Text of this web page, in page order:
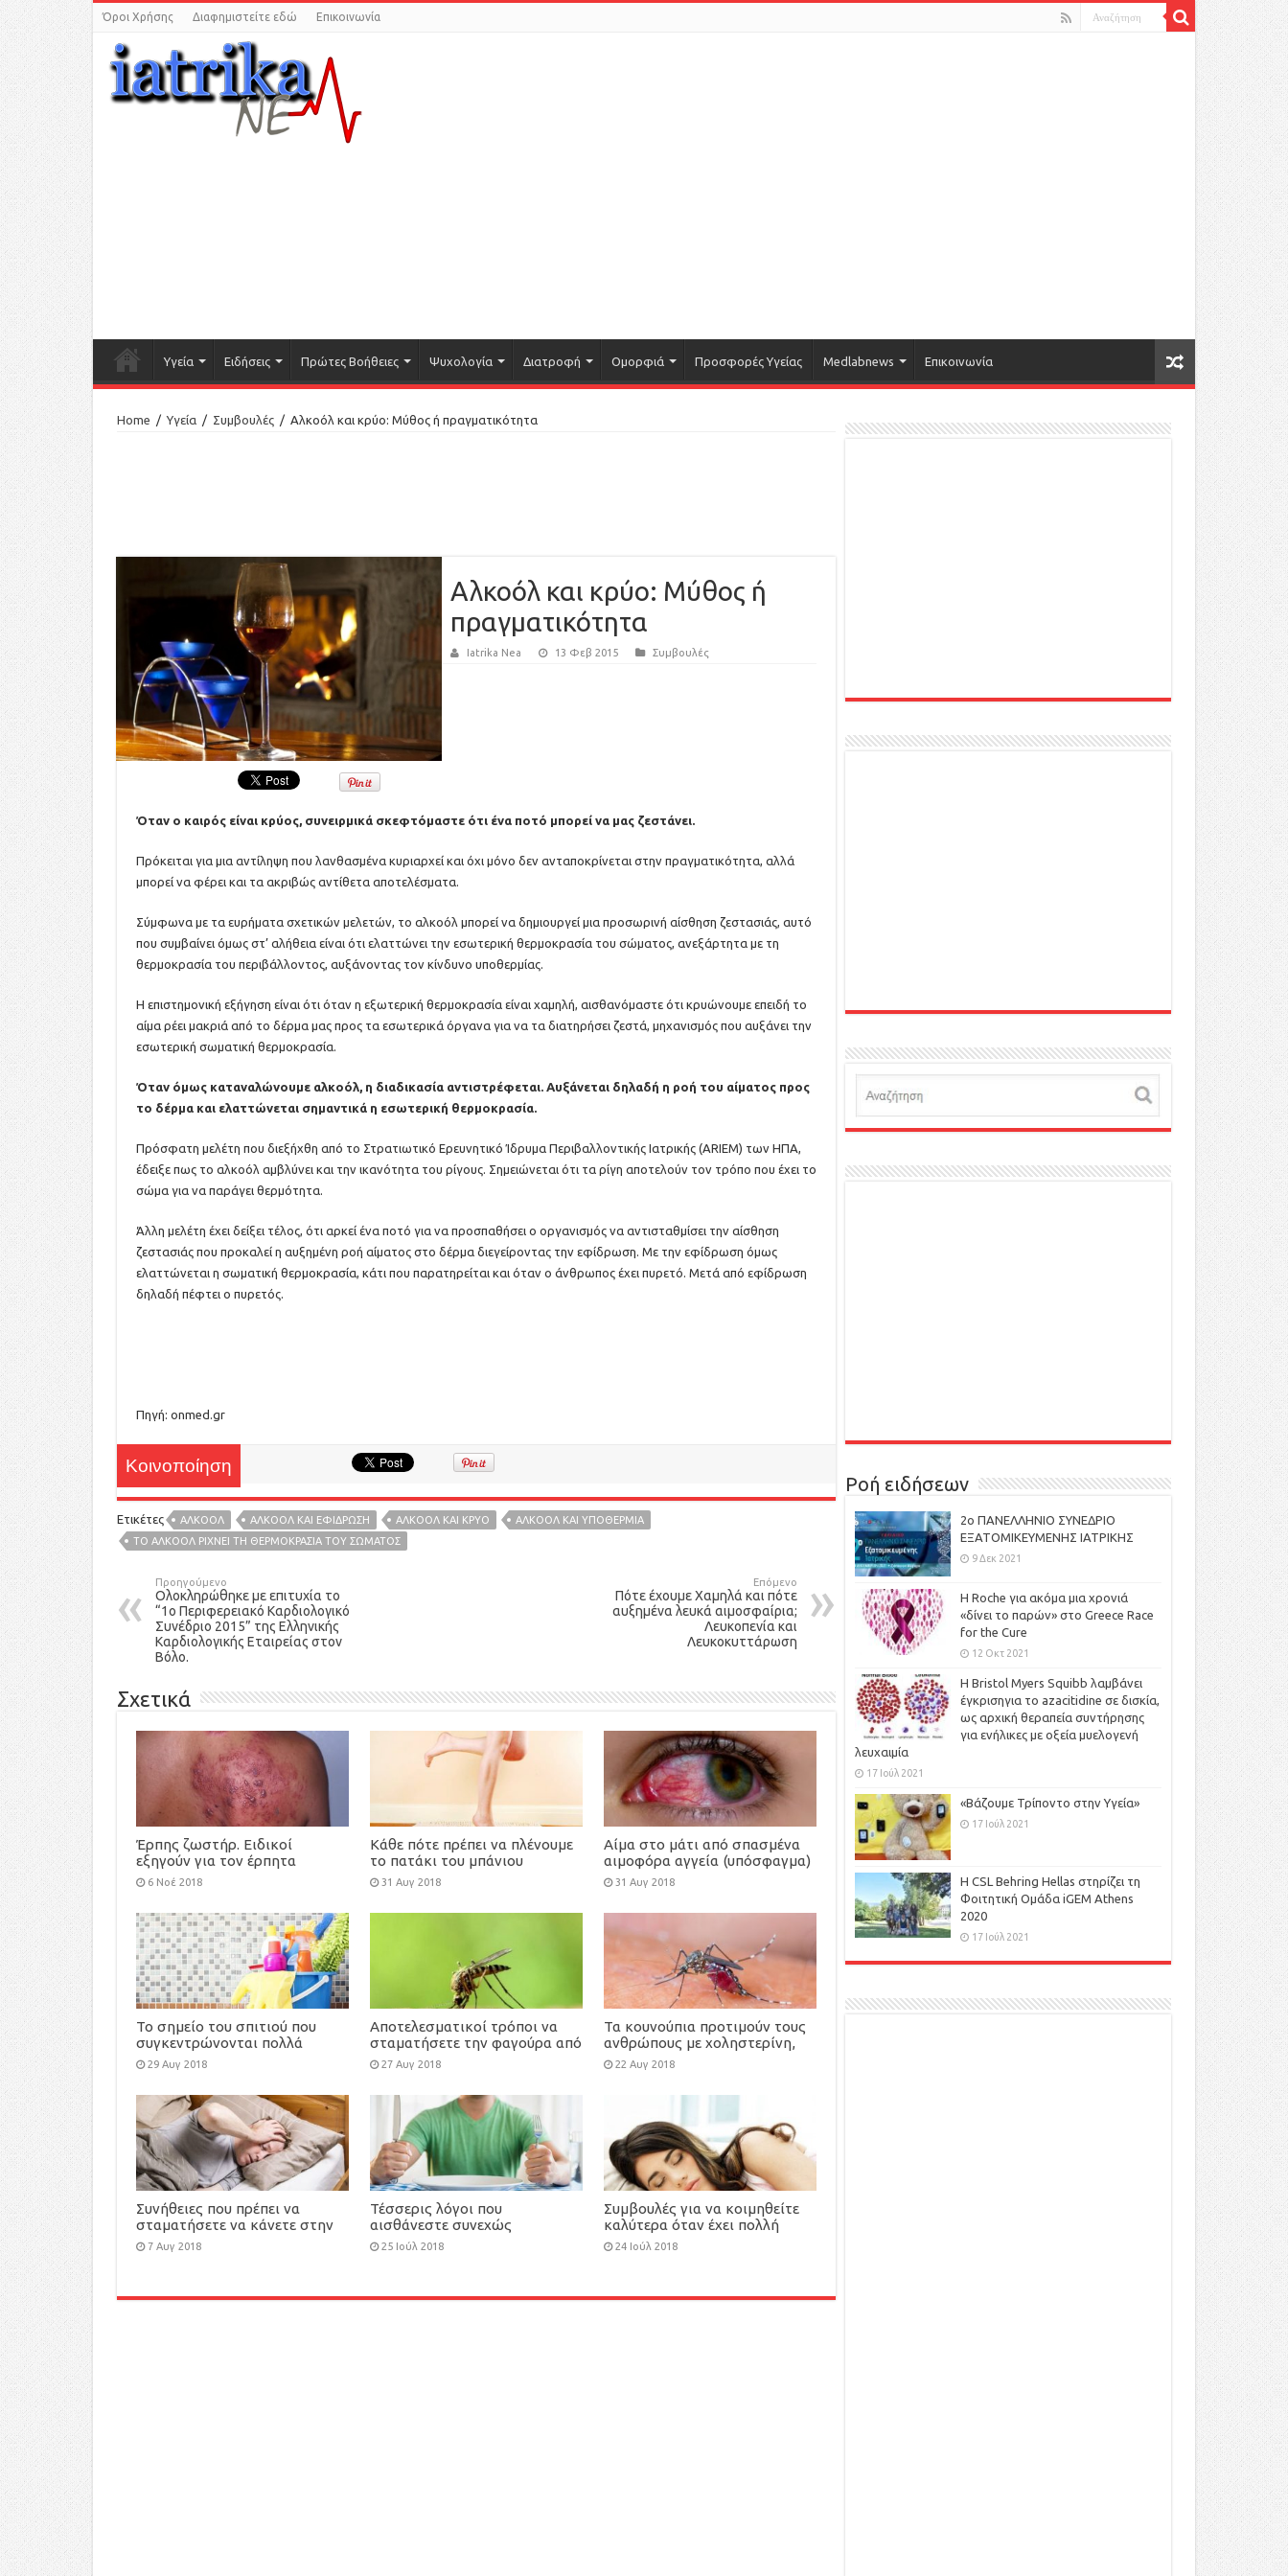
Όροι Χρήσης Διαφημιστείτε εδώ Επικοινωνία
Υγεία Ειδήσεις Πρώτες Βοήθειες Ψυχολογία Διατροφή Ομορφιά Προσφορές Υγείας Medlabnews Επικοινωνία
Home / Υγεία / Συμβουλές / Αλκοόλ και κρύο: Μύθος ή πραγματικότητα
Αλκοόλ και κρύο: Μύθος ή
πραγματικότητα
Iatrika Nea 13 Φεβ 2015 Συμβουλές
Όταν ο καιρός είναι κρύος, συνειρμικά σκεφτόμαστε ότι ένα ποτό μπορεί να μας ζεστάνει.
Πρόκειται για μια αντίληψη που λανθασμένα κυριαρχεί και όχι μόνο δεν ανταποκρίνεται στην πραγματικότητα, αλλά
μπορεί να φέρει και τα ακριβώς αντίθετα αποτελέσματα.
Σύμφωνα με τα ευρήματα σχετικών μελετών, το αλκοόλ μπορεί να δημιουργεί μια προσωρινή αίσθηση ζεστασιάς, αυτό
που συμβαίνει όμως στ’ αλήθεια είναι ότι ελαττώνει την εσωτερική θερμοκρασία του σώματος, ανεξάρτητα με τη
θερμοκρασία του περιβάλλοντος, αυξάνοντας τον κίνδυνο υποθερμίας.
Η επιστημονική εξήγηση είναι ότι όταν η εξωτερική θερμοκρασία είναι χαμηλή, αισθανόμαστε ότι κρυώνουμε επειδή το
αίμα ρέει μακριά από το δέρμα μας προς τα εσωτερικά όργανα για να τα διατηρήσει ζεστά, μηχανισμός που αυξάνει την
εσωτερική σωματική θερμοκρασία.
Όταν όμως καταναλώνουμε αλκοόλ, η διαδικασία αντιστρέφεται. Αυξάνεται δηλαδή η ροή του αίματος προς
το δέρμα και ελαττώνεται σημαντικά η εσωτερική θερμοκρασία.
Πρόσφατη μελέτη που διεξήχθη από το Στρατιωτικό Ερευνητικό Ίδρυμα Περιβαλλοντικής Ιατρικής (ΑRΙΕΜ) των ΗΠΑ,
έδειξε πως το αλκοόλ αμβλύνει και την ικανότητα του ρίγους. Σημειώνεται ότι τα ρίγη αποτελούν τον τρόπο που έχει το
σώμα για να παράγει θερμότητα.
Άλλη μελέτη έχει δείξει τέλος, ότι αρκεί ένα ποτό για να προσπαθήσει ο οργανισμός να αντισταθμίσει την αίσθηση
ζεστασιάς που προκαλεί η αυξημένη ροή αίματος στο δέρμα διεγείροντας την εφίδρωση. Με την εφίδρωση όμως
ελαττώνεται η σωματική θερμοκρασία, κάτι που παρατηρείται και όταν ο άνθρωπος έχει πυρετό. Μετά από εφίδρωση
δηλαδή πέφτει ο πυρετός.
Πηγή: onmed.gr
Κοινοποίηση
Ετικέτες ΑΛΚΟΟΛ ΑΛΚΟΟΛ ΚΑΙ ΕΦΙΔΡΩΣΗ ΑΛΚΟΟΛ ΚΑΙ ΚΡΥΟ
ΑΛΚΟΟΛ ΚΑΙ ΥΠΟΘΕΡΜΙΑ
ΤΟ ΑΛΚΟΟΛ ΡΙΧΝΕΙ ΤΗ ΘΕΡΜΟΚΡΑΣΙΑ ΤΟΥ ΣΩΜΑΤΟΣ
Προηγούμενο
Ολοκληρώθηκε με επιτυχία το
“1ο Περιφερειακό Καρδιολογικό
Συνέδριο 2015” της Ελληνικής
Καρδιολογικής Εταιρείας στον
Βόλο.
Επόμενο
Πότε έχουμε Χαμηλά και πότε
αυξημένα λευκά αιμοσφαίρια;
Λευκοπενία και
Λευκοκυττάρωση
Σχετικά
Έρπης ζωστήρ. Ειδικοί
εξηγούν για τον έρπητα
ζωστήρα και την μεθερπητική
(video)
6 Νοέ 2018
Κάθε πότε πρέπει να πλένουμε
το πατάκι του μπάνιου
31 Αυγ 2018
Αίμα στο μάτι από σπασμένα
αιμοφόρα αγγεία (υπόσφαγμα)
31 Αυγ 2018
Το σημείο του σπιτιού που
συγκεντρώνονται πολλά
βακτήρια
29 Αυγ 2018
Αποτελεσματικοί τρόποι να
σταματήσετε την φαγούρα από
τα κουνούπια
27 Αυγ 2018
Τα κουνούπια προτιμούν τους
ανθρώπους με χοληστερίνη,
ουρικό οξύ, ιδρώτα, τις
εγκύους
22 Αυγ 2018
Συνήθειες που πρέπει να
σταματήσετε να κάνετε στην
κρεβατοκάμαρά σας
7 Αυγ 2018
Τέσσερις λόγοι που
αισθάνεστε συνεχώς
πεινασμένοι
25 Ιούλ 2018
Συμβουλές για να κοιμηθείτε
καλύτερα όταν έχει πολλή
ζέστη
24 Ιούλ 2018
Ροή ειδήσεων
2ο ΠΑΝΕΛΛΗΝΙΟ ΣΥΝΕΔΡΙΟ
ΕΞΑΤΟΜΙΚΕΥΜΕΝΗΣ ΙΑΤΡΙΚΗΣ
9 Δεκ 2021
H Roche για ακόμα μια χρονιά
«δίνει το παρών» στο Greece Race
for the Cure
12 Οκτ 2021
Η Bristol Myers Squibb λαμβάνει
έγκρισηγια το azacitidine σε δισκία,
ως αρχική θεραπεία συντήρησης
για ενήλικες με οξεία μυελογενή
λευχαιμία
17 Ιούλ 2021
«Βάζουμε Τρίποντο στην Υγεία»
17 Ιούλ 2021
H CSL Behring Hellas στηρίζει τη
Φοιτητική Ομάδα iGEM Athens
2020
17 Ιούλ 2021